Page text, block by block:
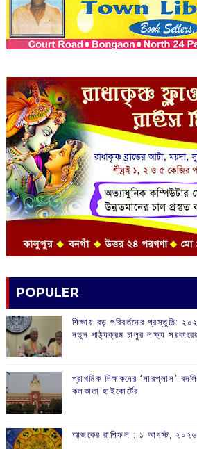
POPULER
শিক্ষায় বড় পরিবর্তনের প্রস্তুতি:
নতুন পাঠ্যক্রম চালুর লক্ষ্য সরকারের
প্রাথমিক শিক্ষকদের ‘সারপ্লাস’
কলকাতা হাইকোর্টের
আজকের রাশিফল :‌ ‌‌১ আগস্ট, ২০২৬